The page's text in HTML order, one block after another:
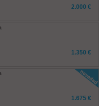
2.000 €
1.350 €
1.675 €